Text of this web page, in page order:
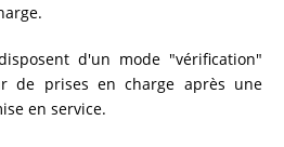
d'un mode "vérification"
de prises en charge après une
en service.